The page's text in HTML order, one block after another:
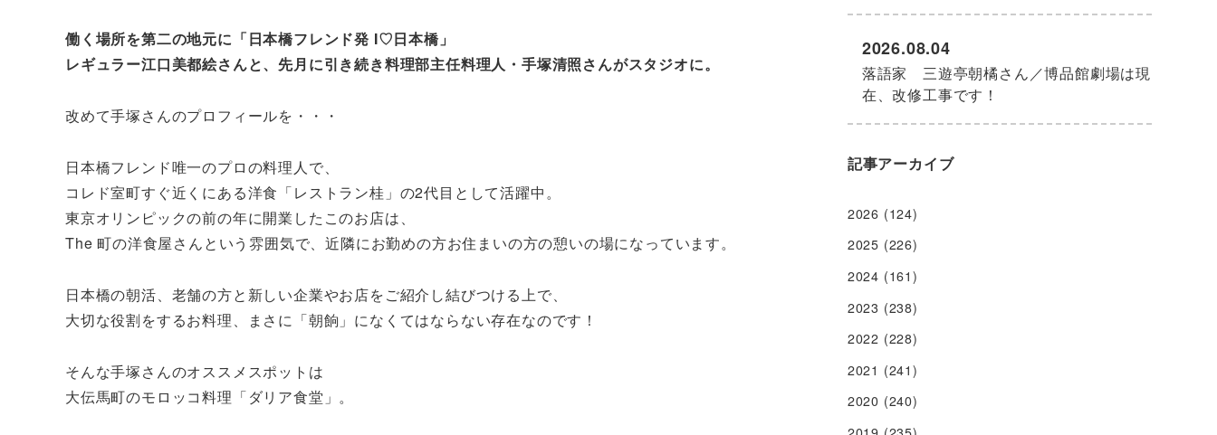
働く場所を第二の地元に「日本橋フレンド発 I♡日本橋」
レギュラー江口美都絵さんと、先月に引き続き料理部主任料理人・手塚清照さんがスタジオに。
改めて手塚さんのプロフィールを・・・
日本橋フレンド唯一のプロの料理人で、
コレド室町すぐ近くにある洋食「レストラン桂」の2代目として活躍中。
東京オリンピックの前の年に開業したこのお店は、
The 町の洋食屋さんという雰囲気で、近隣にお勤めの方お住まいの方の憩いの場になっています。
日本橋の朝活、老舗の方と新しい企業やお店をご紹介し結びつける上で、
大切な役割をするお料理、まさに「朝餉」になくてはならない存在なのです！
そんな手塚さんのオススメスポットは
大伝馬町のモロッコ料理「ダリア食堂」。
落語家 三遊亭朝橘さん／博品館劇場は現
在、改修工事です！
2026.08.04
記事アーカイブ
2026 (124)
2025 (226)
2024 (161)
2023 (238)
2022 (228)
2021 (241)
2020 (240)